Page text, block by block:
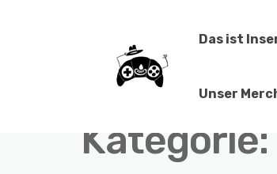
Das ist
Unser
Kategorie: